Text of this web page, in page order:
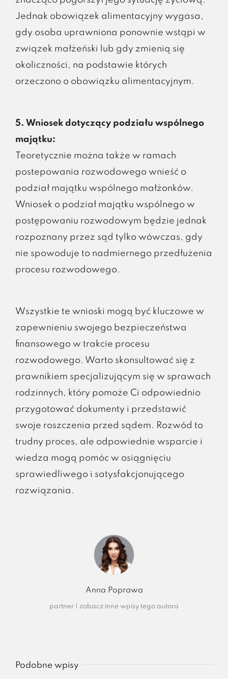
Jednak obowiązek alimentacyjny wygasa,
gdy osoba uprawniona ponownie wstąpi w
związek małżeński lub gdy zmienią się
okoliczności, na podstawie których
orzeczono o obowiązku alimentacyjnym.
5. Wniosek dotyczący podziału wspólnego
majątku:
Teoretycznie można także w ramach
postepowania rozwodowego wnieść o
podział majątku wspólnego małżonków.
Wniosek o podział majątku wspólnego w
postępowaniu rozwodowym będzie jednak
rozpoznany przez sąd tylko wówczas, gdy
nie spowoduje to nadmiernego przedłużenia
procesu rozwodowego.
Wszystkie te wnioski mogą być kluczowe w
zapewnieniu swojego bezpieczeństwa
finansowego w trakcie procesu
rozwodowego. Warto skonsultować się z
prawnikiem specjalizującym się w sprawach
rodzinnych, który pomoże Ci odpowiednio
przygotować dokumenty i przedstawić
swoje roszczenia przed sądem. Rozwód to
trudny proces, ale odpowiednie wsparcie i
wiedza mogą pomóc w osiągnięciu
sprawiedliwego i satysfakcjonującego
rozwiązania.
Anna Poprawa
partner zobacz inne wpisy tego autora
Podobne wpisy